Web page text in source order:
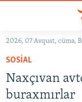
Əsas
qayıt
Əsas
naviqasiyaya
qayıt
GÜNDƏM
KORRUPSIOMETR
2026, 07 Avqust, cümə,
SOSIAL
Naxçıvan
buraxmırlar